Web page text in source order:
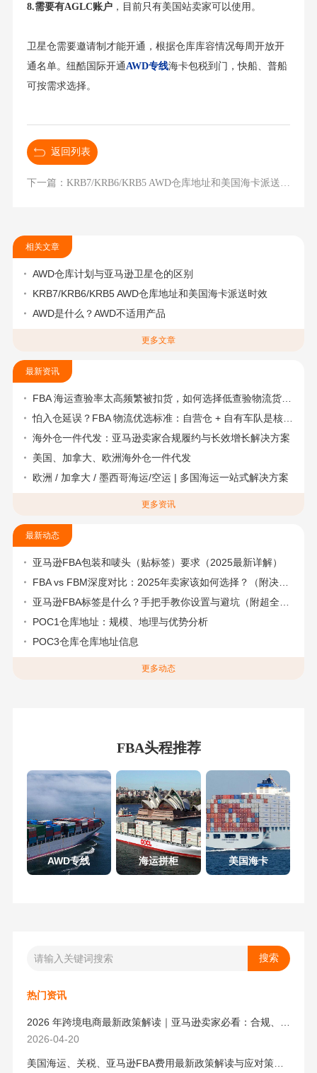
8.需要有AGLC账户，目前只有美国站卖家可以使用。
卫星仓需要邀请制才能开通，根据仓库库容情况每周开放开
通名单。纽酷国际开通 AWD专线海卡包税到门，快船、普船
可按需求选择。
返回列表
相关文章
AWD仓库计划与亚马逊卫星仓的区别
KRB7/KRB6/KRB5 AWD仓库地址和美国海卡派送时效
AWD是什么？AWD不适用产品
更多文章
最新资讯
FBA 海运查验率太高频繁被扣货，如何选择低查验物流货代？
怕入仓延误？FBA 物流优选标准：自营仓 + 自有车队是核心硬指标
海外仓一件代发：亚马逊卖家合规履约与长效增长解决方案
美国、加拿大、欧洲海外仓一件代发
欧洲 / 加拿大 / 墨西哥海运/空运 | 多国海运一站式解决方案
更多资讯
最新动态
亚马逊FBA包装和唛头（贴标签）要求（2025最新详解）
FBA vs FBM深度对比：2025年卖家该如何选择？（附决策流程图）
亚马逊FBA标签是什么？手把手教你设置与避坑（附超全指南）
POC1仓库地址：规模、地理与优势分析
POC3仓库仓库地址信息
更多动态
FBA头程推荐
AWD专线 海运拼柜 美国海卡
热门资讯
2026-04-20
美国海运、关税、亚马逊FBA费用最新政策解读与应对策略（2026版）